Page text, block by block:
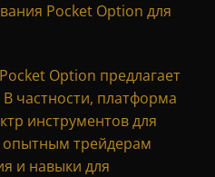
Pocket Option для
Option предлагает
частности, платформа
инструментов для
опытным трейдерам
и навыки для